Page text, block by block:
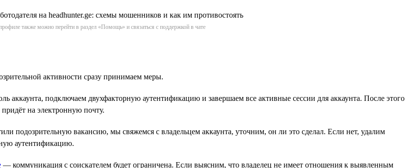
также можно перейти в раздел «Помощь» и связаться с поддержкой в чате
активности сразу принимаем меры.
аккаунта, подключаем двухфакторную аутентификацию и завершаем все активные сессии для аккаунта. После этого
на электронную почту.
подозрительную вакансию, мы свяжемся с владельцем аккаунта, уточним, он ли это сделал. Если нет, удалим
аутентификацию.
— коммуникация с соискателем будет ограничена. Если выясним, что владелец не имеет отношения к выявленным